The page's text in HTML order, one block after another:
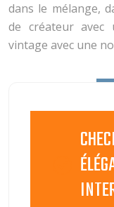
dans le mélange,
de créateur avec
vintage avec une